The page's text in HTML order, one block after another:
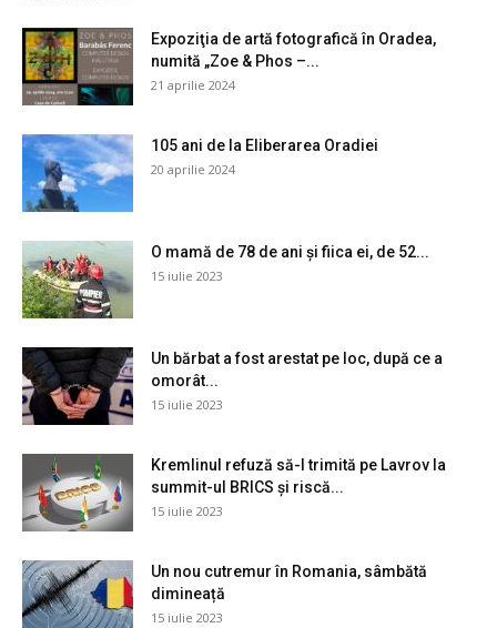
Expoziţia de artă fotografică în Oradea,
numită „Zoe & Phos –...
21 aprilie 2024
105 ani de la Eliberarea Oradiei
20 aprilie 2024
O mamă de 78 de ani și fiica ei, de 52...
15 iulie 2023
Un bărbat a fost arestat pe loc, după ce a
omorât...
15 iulie 2023
Kremlinul refuză să-l trimită pe Lavrov la
summit-ul BRICS și riscă...
15 iulie 2023
Un nou cutremur în Romania, sâmbătă
dimineață
15 iulie 2023